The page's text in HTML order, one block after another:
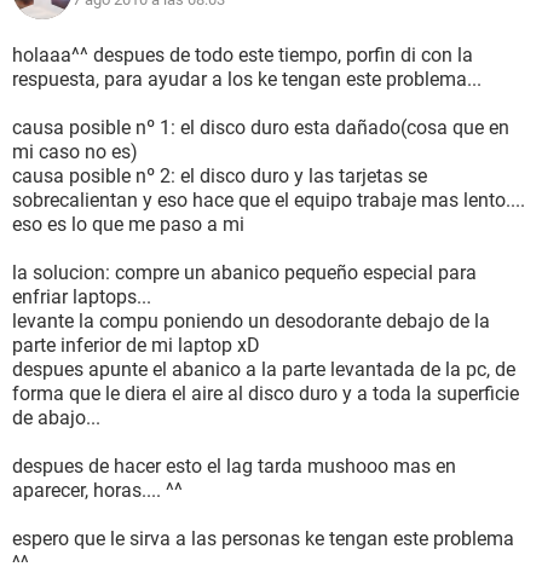
Microprocesador: Procesador Intel® Pentium® 4
Disco Duro: 1.1 GB
S.O.: Windows 98/ME/00/XP
Como veran cumple con los requerimientos...
insisto, no solo es con este juego, con fable tambien que
pide menos requerimientos...
quisiera saber sl alguno de ustedes tiene alguna solucion
para este problema (que no sea comprar otra pc)
Gracias de antemano por su atencion ^^
holaaa^^ despues de todo este tiempo, porfin di con la
respuesta, para ayudar a los ke tengan este problema...
causa posible nº 1: el disco duro esta dañado(cosa que en
mi caso no es)
causa posible nº 2: el disco duro y las tarjetas se
sobrecalientan y eso hace que el equipo trabaje mas lento....
eso es lo que me paso a mi
la solucion: compre un abanico pequeño especial para
enfriar laptops...
levante la compu poniendo un desodorante debajo de la
parte inferior de mi laptop xD
despues apunte el abanico a la parte levantada de la pc, de
forma que le diera el aire al disco duro y a toda la superficie
de abajo...
despues de hacer esto el lag tarda mushooo mas en
aparecer, horas.... ^^
espero que le sirva a las personas ke tengan este problema
^^